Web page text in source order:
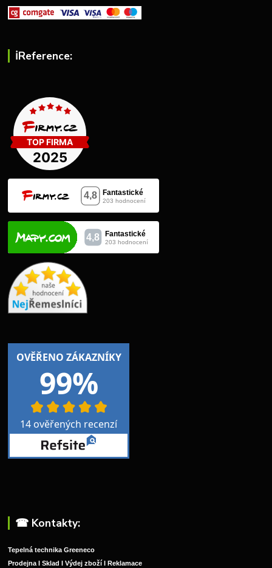
ℹ︎Reference:
☎︎ Kontakty:
Tepelná technika Greeneco
Prodejna I Sklad I Výdej zboží I Reklamace